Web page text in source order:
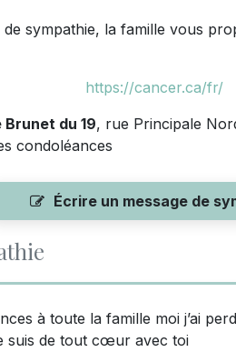
de sympathie, la famille vous
https://cancer.ca/fr/
du 19, rue Principale
condoléances
Écrire un message de
à toute la famille moi j’ai
suis de tout cœur avec toi